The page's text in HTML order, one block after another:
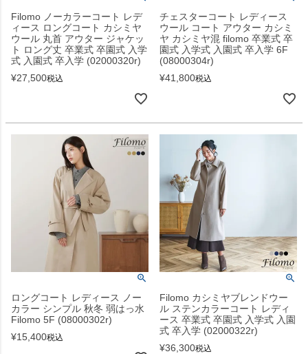
Filomo ノーカラーコート レデ
ィース ロングコート カシミヤ
ウール 丸首 アウター ジャケッ
ト ロング丈 卒業式 卒園式 入学
式 入園式 卒入学 (02000320r)
¥27,500税込
チェスターコート レディース
ウール コート アウター カシミ
ヤ カシミヤ混 filomo 卒業式 卒
園式 入学式 入園式 卒入学 6F
(08000304r)
¥41,800税込
ロングコート レディース ノー
カラー シンプル 秋冬 弱はっ水
Filomo 5F (08000302r)
¥15,400税込
Filomo カシミヤブレンドウー
ル ステンカラーコート レディ
ース 卒業式 卒園式 入学式 入園
式 卒入学 (02000322r)
¥36,300税込